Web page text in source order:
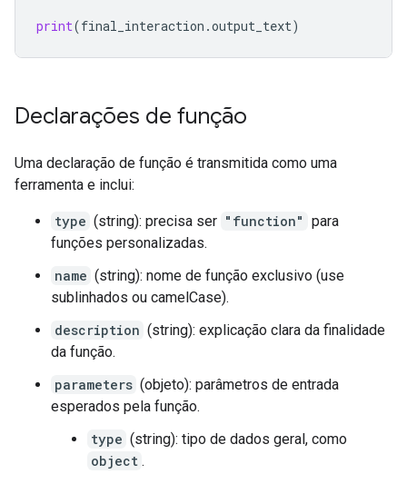
print(final_interaction .output_text)
Declarações de função
Uma declaração de função é transmitida como uma
ferramenta e inclui:
type (string): precisa ser "function" para
funções personalizadas.
name (string): nome de função exclusivo (use
sublinhados ou camelCase).
description (string): explicação clara da finalidade
da função.
parameters (objeto): parâmetros de entrada
esperados pela função.
type (string): tipo de dados geral, como
object .